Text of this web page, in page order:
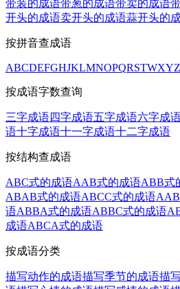
带装的成语带葱的成语带卖的成语
开头的成语卖开头的成语蒜开头的
按拼音查成语
ABCDEFGHJKLMNOPQRSTWXYZ
按成语字数查询
三字成语四字成语五字成语六字成
语十字成语十一字成语十二字成语
按结构查成语
ABC式的成语AAB式的成语ABB式
ABAB式的成语ABCC式的成语
语ABBA式的成语ABBC式的成语
成语ABCA式的成语
按成语分类
描写动作的成语描写季节的成语描